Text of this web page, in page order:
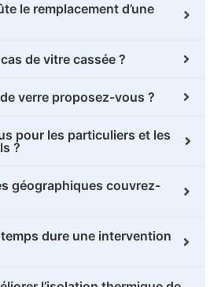
le remplacement d’une
de vitre cassée ?
verre proposez-vous ?
pour les particuliers et les
?
géographiques couvrez-
dure une intervention